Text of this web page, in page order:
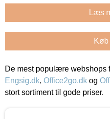
Læs
Køb
De mest populære webshops
Engsig.dk, Office2go.dk og
stort sortiment til gode priser.